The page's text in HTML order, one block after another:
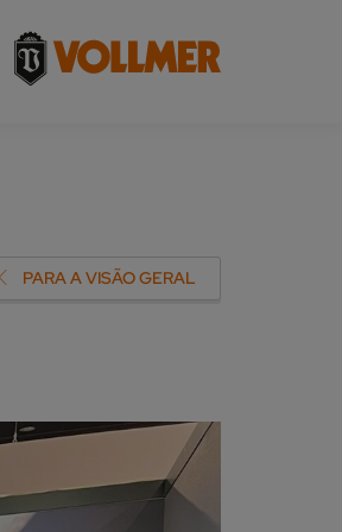
PARA A VISÃO GERAL